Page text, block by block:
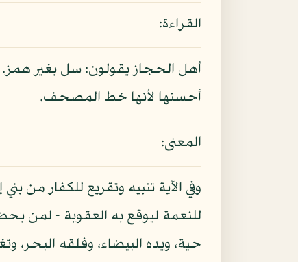
القراءة:
أهل الحجاز يقولون: سل بغير همز.
أحسنها لأنها خط المصحف.
المعنى:
وفي الآية تنبيه وتقريع للكفار من
للنعمة ليوقع به العقوبة - لمن
حية، ويده البيضاء، وفلقه